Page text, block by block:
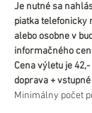
Je nutné sa
piatka telefonicky
alebo osobne v
informačného
Cena výletu je
doprava + vstupné
Minimálny počet